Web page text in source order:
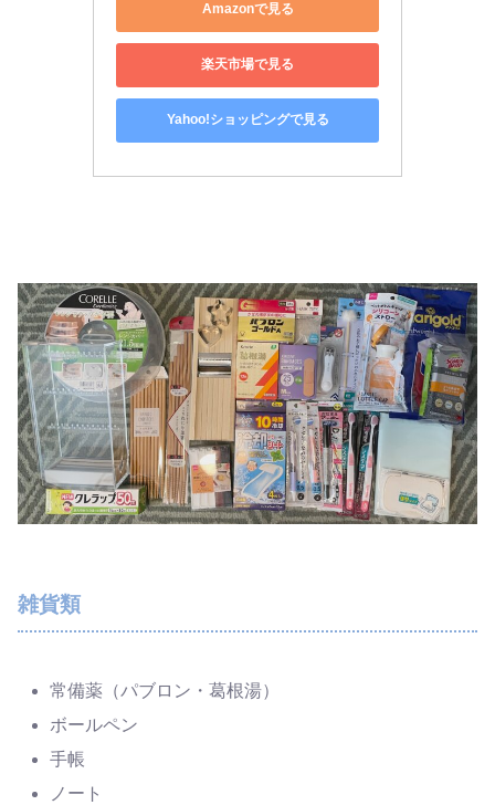
Amazonで見る
楽天市場で見る
Yahoo!ショッピングで見る
雑貨類
常備薬（パブロン・葛根湯）
ボールペン
手帳
ノート